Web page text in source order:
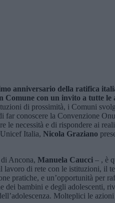
anniversario della ratifica
Comune con un invito a tutte
di prossimità, i Comuni
conoscere la Convenzione
necessità e di rispondere ai
Italia, Nicola Graziano
Ancona, Manuela Caucci – , è
di rete con le istituzioni, il
pratiche, e un’opportunità per
bambini e degli adolescenti,
Molteplici le